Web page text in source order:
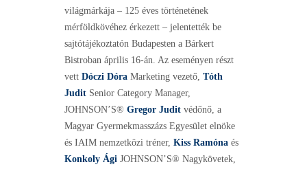
világmárkája – 125 éves történetének
mérföldkövéhez érkezett – jelentették be
sajtótájékoztatón Budapesten a Bárkert
Bistroban április 16-án. Az eseményen részt
vett Dóczi Dóra Marketing vezető, Tóth
Judit Senior Category Manager,
JOHNSON’S® Gregor Judit védőnő, a
Magyar Gyermekmasszázs Egyesület elnöke
és IAIM nemzetközi tréner, Kiss Ramóna és
Konkoly Ági JOHNSON’S® Nagykövetek,